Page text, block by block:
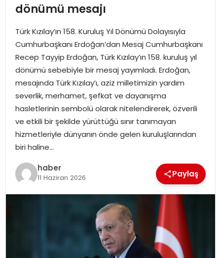
EĞITIM
SPOR
EKONOMI
MAGAZIN
DÜNYA
OTOMOBIL
dönümü mesajı
Türk Kızılay’ın 158. Kuruluş Yıl Dönümü Dolayısıyla
Cumhurbaşkanı Erdoğan’dan Mesaj Cumhurbaşkanı
Recep Tayyip Erdoğan, Türk Kızılay’ın 158. kuruluş yıl
dönümü sebebiyle bir mesaj yayımladı. Erdoğan,
mesajında Türk Kızılay’ı, aziz milletimizin yardım
severlik, merhamet, şefkat ve dayanışma
hasletlerinin sembolü olarak nitelendirerek, özverili
ve etkili bir şekilde yürüttüğü sınır tanımayan
hizmetleriyle dünyanın önde gelen kuruluşlarından
biri haline…
haber
11 Haziran 2026 Paylaş